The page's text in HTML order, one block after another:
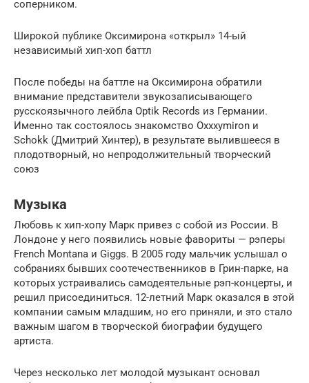
соперником.
Широкой публике Оксимирона «открыл» 14-ый
независимый хип-хоп баттл
После победы на баттле на Оксимирона обратили
внимание представители звукозаписывающего
русскоязычного лейбла Optik Records из Германии.
Именно так состоялось знакомство Oxxxymiron и
Schokk (Дмитрий Хинтер), в результате вылившееся в
плодотворный, но непродолжительный творческий
союз
Музыка
Любовь к хип-хопу Марк привез с собой из России. В
Лондоне у него появились новые фавориты — рэперы
French Montana и Giggs. В 2005 году мальчик услышал о
собраниях бывших соотечественников в Грин-парке, на
которых устраивались самодеятельные рэп-концерты, и
решил присоединиться. 12-летний Марк оказался в этой
компании самым младшим, но его приняли, и это стало
важным шагом в творческой биографии будущего
артиста.
Через несколько лет молодой музыкант основал